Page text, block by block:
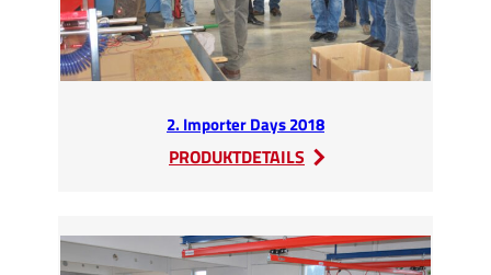
2. Importer Days 2018
PRODUKTDETAILS
:
Days
2018